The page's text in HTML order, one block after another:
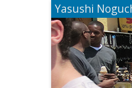
Yasushi